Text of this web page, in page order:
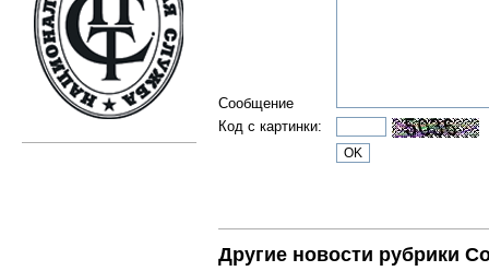
Сообщение
Код с картинки:
Другие новости рубрики